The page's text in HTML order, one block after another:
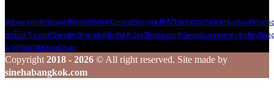
#Guerlain#pattaya#Iconsiam#ConradBangkok#afternoontea#Huahin
พาไป#Travel#SundayBrunch#Buffet#JimThompson#socialcommunity
บางกอก#KhaoChae
Copyright 2018 - 2026 © All right reserved. Site made by
sinehabangkok.com